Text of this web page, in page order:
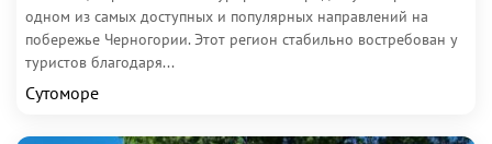
одном из самых доступных и популярных направлений на
побережье Черногории. Этот регион стабильно востребован у
туристов благодаря...
Сутоморе